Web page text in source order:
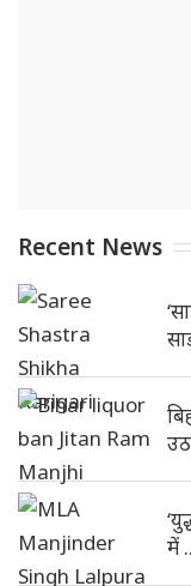
Recent News
में ..